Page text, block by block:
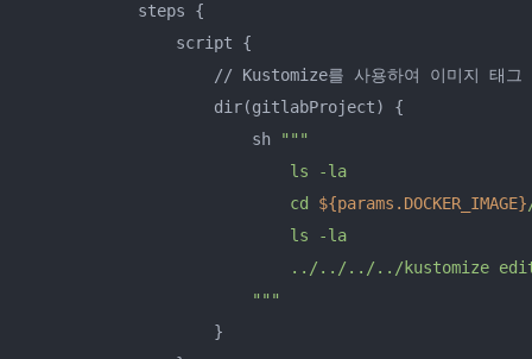
            steps {
                script {
// Kustomize를 사용하여 이미지 태그
                    dir(gitlabProject) {
                        sh
"" "
                            ls -la
                            cd
${params.DOCKER_IMAGE}
                            ls -la
../../../../kustomize
                        "
""
                    }